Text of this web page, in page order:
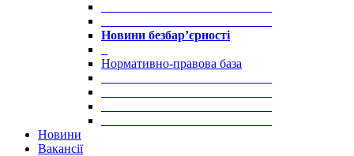
Новини безбар’єрності
Нормативно-правова база
Новини
Вакансії